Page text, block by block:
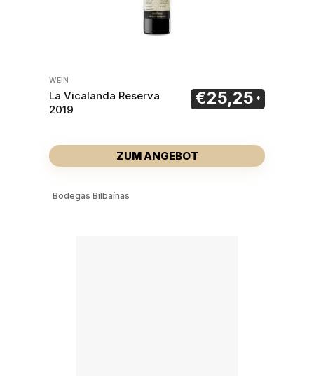
WEIN
La Vicalanda Reserva
2019
€25,25
ZUM ANGEBOT
Bodegas Bilbaínas